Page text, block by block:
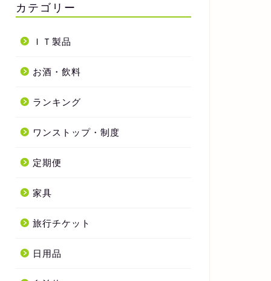
カテゴリー
ＩＴ製品
お酒・飲料
ランキング
ワンストップ・制度
定期便
家具
旅行チケット
日用品